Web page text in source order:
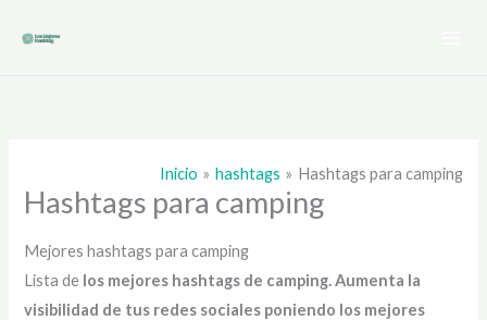
Inicio hashtags Hashtags para camping
Hashtags para camping
Mejores hashtags para camping
Lista de los mejores hashtags de camping. Aumenta la
visibilidad de tus redes sociales poniendo los mejores